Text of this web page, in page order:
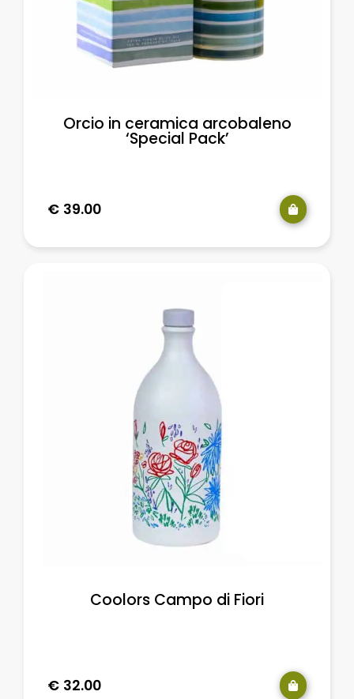
Orcio in ceramica arcobaleno
‘Special Pack’
€ 39.00
Coolors Campo di Fiori
€ 32.00